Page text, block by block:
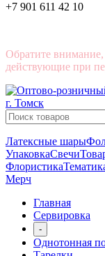
+7 901 611 42 10
Обратите
действующие при
Латексные шары
УпаковкаСвечи
Флористика
Мерч
Главная
Сервировка
-
Однотонная